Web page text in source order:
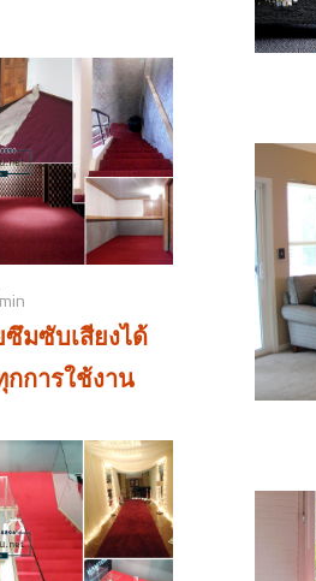
มซับเสียงได้
กการใช้งาน